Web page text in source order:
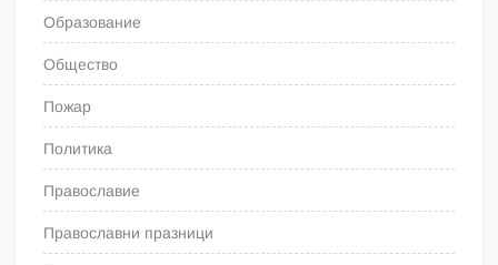
Образование
Общество
Пожар
Политика
Православие
Православни празници